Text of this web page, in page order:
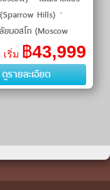
Hills)ㆍ
ยมอสโก (Moscow
ㆍมหาวิหาร
ร์ (Cathedral of Christ
ㆍประต�
เริ่ม ฿43,999
ดูรายละเอียด